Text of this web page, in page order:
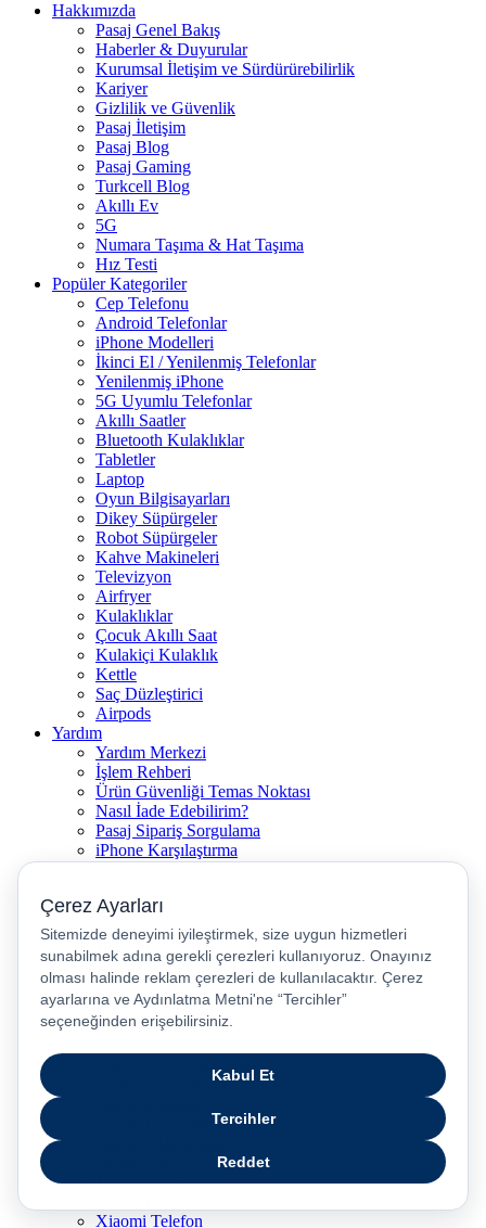
Hakkımızda
Pasaj Genel Bakış
Haberler & Duyurular
Kurumsal İletişim ve Sürdürürebilirlik
Kariyer
Gizlilik ve Güvenlik
Pasaj İletişim
Pasaj Blog
Pasaj Gaming
Turkcell Blog
Akıllı Ev
5G
Numara Taşıma & Hat Taşıma
Hız Testi
Popüler Kategoriler
Cep Telefonu
Android Telefonlar
iPhone Modelleri
İkinci El / Yenilenmiş Telefonlar
Yenilenmiş iPhone
5G Uyumlu Telefonlar
Akıllı Saatler
Bluetooth Kulaklıklar
Tabletler
Laptop
Oyun Bilgisayarları
Dikey Süpürgeler
Robot Süpürgeler
Kahve Makineleri
Televizyon
Airfryer
Kulaklıklar
Çocuk Akıllı Saat
Kulakiçi Kulaklık
Kettle
Saç Düzleştirici
Airpods
Yardım
Yardım Merkezi
İşlem Rehberi
Ürün Güvenliği Temas Noktası
Nasıl İade Edebilirim?
Pasaj Sipariş Sorgulama
iPhone Karşılaştırma
Popüler Marka Kategoriler
Samsung Telefonlar
JBL Kulaklık
Philips Kahve Makinesi
Samsung Tablet
Dyson Saç Düzleştirici
Philips Dikey Süpürge
Dyson Hava Temizleyici
JBL Hoparlör
Xiaomi Telefon